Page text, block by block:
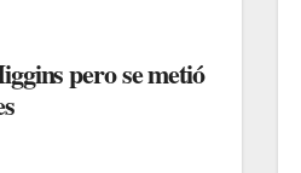
pero se metió